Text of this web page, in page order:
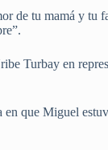
de tu mamá y tu
Turbay en
en que Miguel